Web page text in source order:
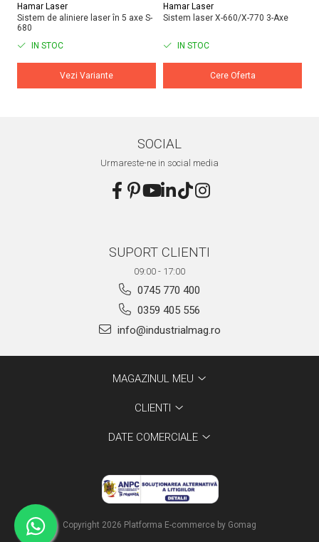
Hamar Laser
Sistem de aliniere laser în 5 axe S-
680
IN STOC
Vezi Variante
Hamar Laser
Sistem laser X-660/X-770 3-Axe
IN STOC
Cere Oferta
SOCIAL
Urmareste-ne in social media
SUPORT CLIENTI
09:00 - 17:00
0745 770 400
0359 405 556
info@industrialmag.ro
MAGAZINUL MEU
CLIENTI
DATE COMERCIALE
Copyright 2026 Platforma E-commerce by Gomag